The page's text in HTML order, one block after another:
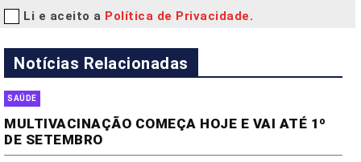
Li e aceito a Política de Privacidade.
Notícias Relacionadas
SAÚDE
MULTIVACINAÇÃO COMEÇA HOJE E VAI ATÉ 1º
DE SETEMBRO